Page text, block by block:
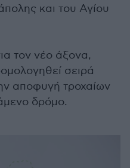
και του Αγίου
τον νέο άξονα,
σειρά
αποφυγή τροχαίων
δρόμο.